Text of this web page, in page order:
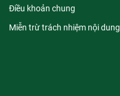
Điều khoản chung
Miễn trừ trách nhiệm nội dung